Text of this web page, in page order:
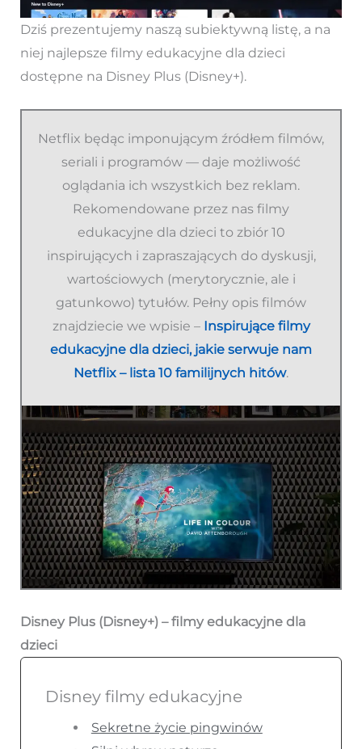
Dziś prezentujemy naszą subiektywną listę, a na
niej najlepsze filmy edukacyjne dla dzieci
dostępne na Disney Plus (Disney+).
Netflix będąc imponującym źródłem filmów,
seriali i programów — daje możliwość
oglądania ich wszystkich bez reklam.
Rekomendowane przez nas filmy
edukacyjne dla dzieci to zbiór 10
inspirujących i zapraszających do dyskusji,
wartościowych (merytorycznie, ale i
gatunkowo) tytułów. Pełny opis filmów
znajdziecie we wpisie – Inspirujące filmy
edukacyjne dla dzieci, jakie serwuje nam
Netflix – lista 10 familijnych hitów.
Disney Plus (Disney+) – filmy edukacyjne dla
dzieci
Disney filmy edukacyjne
Sekretne życie pingwinów